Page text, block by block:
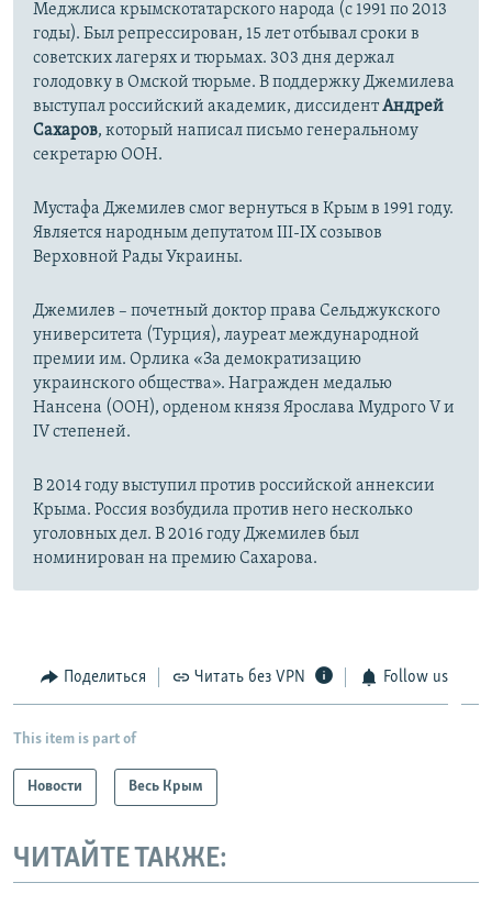
Меджлиса крымскотатарского народа (с 1991 по 2013
годы). Был репрессирован, 15 лет отбывал сроки в
советских лагерях и тюрьмах. 303 дня держал
голодовку в Омской тюрьме. В поддержку Джемилева
выступал российский академик, диссидентАндрей
Сахаров, который написал письмо генеральному
секретарю ООН.
Мустафа Джемилев смог вернуться в Крым в 1991 году.
Является народным депутатом III-IX созывов
Верховной Рады Украины.
Джемилев – почетный доктор права Сельджукского
университета (Турция), лауреат международной
премии им. Орлика «За демократизацию
украинского общества». Награжден медалью
Нансена (ООН), орденом князя Ярослава Мудрого V и
IV степеней.
В 2014 году выступил против российской аннексии
Крыма. Россия возбудила против него несколько
уголовных дел. В 2016 году Джемилев был
номинирован на премию Сахарова.
Поделиться Читать без VPN Follow us
This item is part of
Новости Весь Крым
ЧИТАЙТЕ ТАКЖЕ: